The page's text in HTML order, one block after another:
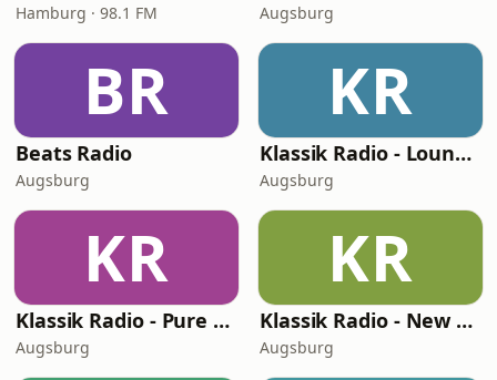
Hamburg · 98.1 FM Augsburg
BR
Beats Radio
Augsburg
KR
Klassik Radio - Lounge Beat
Augsburg
KR
Klassik Radio - Pure Mozart
Augsburg
KR
Klassik Radio - New Classics
Augsburg